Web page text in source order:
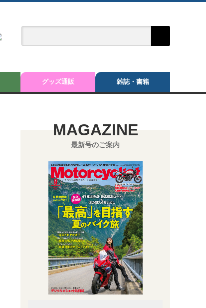
グッズ通販 雑誌・書籍
ホンダ NSR500 WGP500 #56『巨摩 郡』
MAGAZINE
最新号のご案内